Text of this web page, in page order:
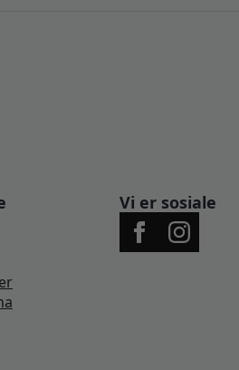
Vi er sosiale